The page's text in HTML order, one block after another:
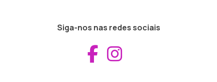
Siga-nos nas redes sociais
Aceder ao